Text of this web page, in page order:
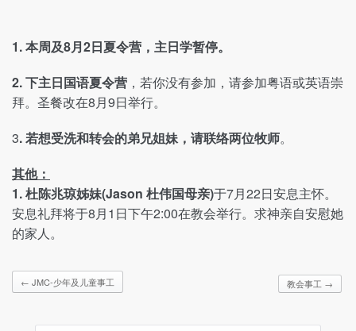
1. 本周及8月2日夏令营，主日学暂停。
2. 下主日国语夏令营 ，若你没有参加，请参加粤语或英语崇
拜。圣餐改在8月9日举行。
3. 若想受洗和转会的弟兄姐妹，请联络两位牧师。
其他：
1. 杜陈兆琼姊妹(Jason 杜伟国母亲)于7月22日安息主怀。
安息礼拜将于8月1日下午2:00在教会举行。求神亲自安慰她
的家人。
← JMC-少年及儿童事工 教会事工 →